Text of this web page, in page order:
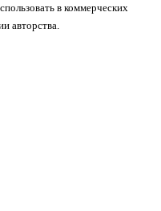
в коммерческих
авторства.